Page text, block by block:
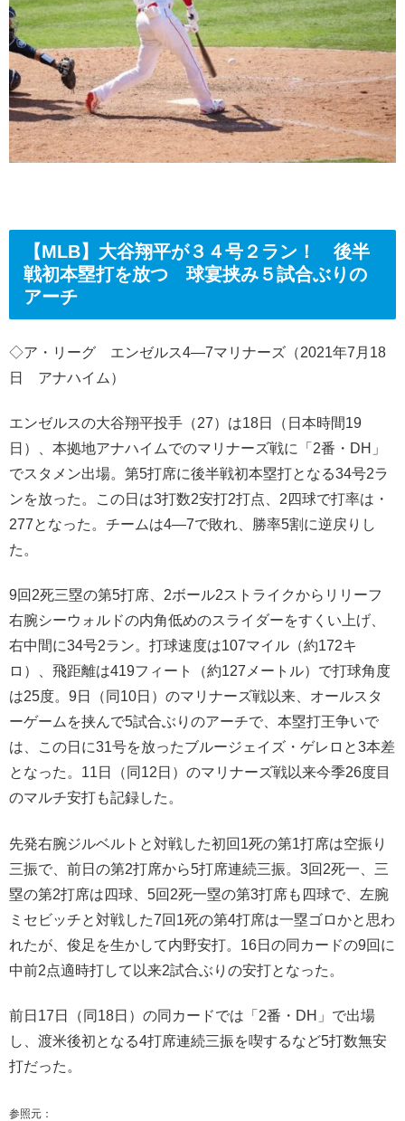
【MLB】大谷翔平が３４号２ラン！ 後半
戦初本塁打を放つ 球宴挟み５試合ぶりの
アーチ
◇ア・リーグ エンゼルス4―7マリナーズ（2021年7月18
日 アナハイム）
エンゼルスの大谷翔平投手（27）は18日（日本時間19
日）、本拠地アナハイムでのマリナーズ戦に「2番・DH」
でスタメン出場。第5打席に後半戦初本塁打となる34号2ラ
ンを放った。この日は3打数2安打2打点、2四球で打率は・
277となった。チームは4―7で敗れ、勝率5割に逆戻りし
た。
9回2死三塁の第5打席、2ボール2ストライクからリリーフ
右腕シーウォルドの内角低めのスライダーをすくい上げ、
右中間に34号2ラン。打球速度は107マイル（約172キ
ロ）、飛距離は419フィート（約127メートル）で打球角度
は25度。9日（同10日）のマリナーズ戦以来、オールスタ
ーゲームを挟んで5試合ぶりのアーチで、本塁打王争いで
は、この日に31号を放ったブルージェイズ・ゲレロと3本差
となった。11日（同12日）のマリナーズ戦以来今季26度目
のマルチ安打も記録した。
先発右腕ジルベルトと対戦した初回1死の第1打席は空振り
三振で、前日の第2打席から5打席連続三振。3回2死一、三
塁の第2打席は四球、5回2死一塁の第3打席も四球で、左腕
ミセビッチと対戦した7回1死の第4打席は一塁ゴロかと思わ
れたが、俊足を生かして内野安打。16日の同カードの9回に
中前2点適時打して以来2試合ぶりの安打となった。
前日17日（同18日）の同カードでは「2番・DH」で出場
し、渡米後初となる4打席連続三振を喫するなど5打数無安
打だった。
参照元：